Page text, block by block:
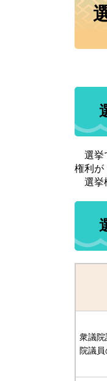
選挙
権利が
選挙
衆議院
院議員